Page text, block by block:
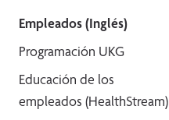
Empleados (Inglés)
Programación UKG
Educación de los
empleados (HealthStream)